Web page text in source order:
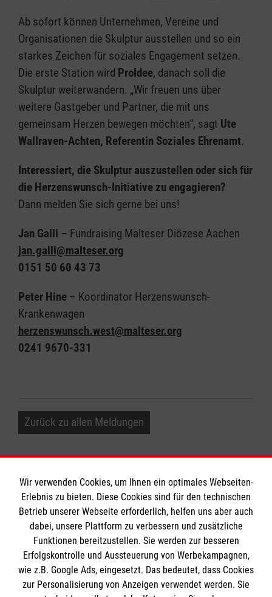
Ab sofort können Unternehmen, Vereine und
Organisationen die Skulptur ausstellen und so ein
starkes Zeichen für soziales Engagement setzen.
Die erste Station wird ProIdee, danach soll die
Skulptur weiterwandern. „Wir freuen uns über
weitere Gastgeber und Partner, die mit uns
gemeinsam Herzen bewegen möchten“, sagt Ute
Wallraven-Achten, Referentin Soziales Ehrenamt.
Interessiert, die Skulptur auszustellen oder sich für
die Herzenswunsch-Initiative zu engagieren?
Dann melden Sie sich gerne bei uns!
Jan Galli – Fundraising Malteser Diözese Aachen
jan.galli@malteser.org
0151 50 60 43 73
Peter Hine – Koordinator Herzenswunsch-
Krankenwagen
herzenswunsch.west@malteser.org
0241 9670-331
Zurück zu allen Meldungen
Informationen
Impressum
Datenschutz
Kontakt
Die Malteser
Wir verwenden Cookies, um Ihnen ein optimales Webseiten-
Erlebnis zu bieten. Diese Cookies sind für den technischen
Betrieb unserer Webseite erforderlich, helfen uns aber auch
dabei, unsere Plattform zu verbessern und zusätzliche
Funktionen bereitzustellen. Sie werden zur besseren
Erfolgskontrolle und Aussteuerung von Werbekampagnen,
wie z.B. Google Ads, eingesetzt. Das bedeutet, dass Cookies
zur Personalisierung von Anzeigen verwendet werden. Sie